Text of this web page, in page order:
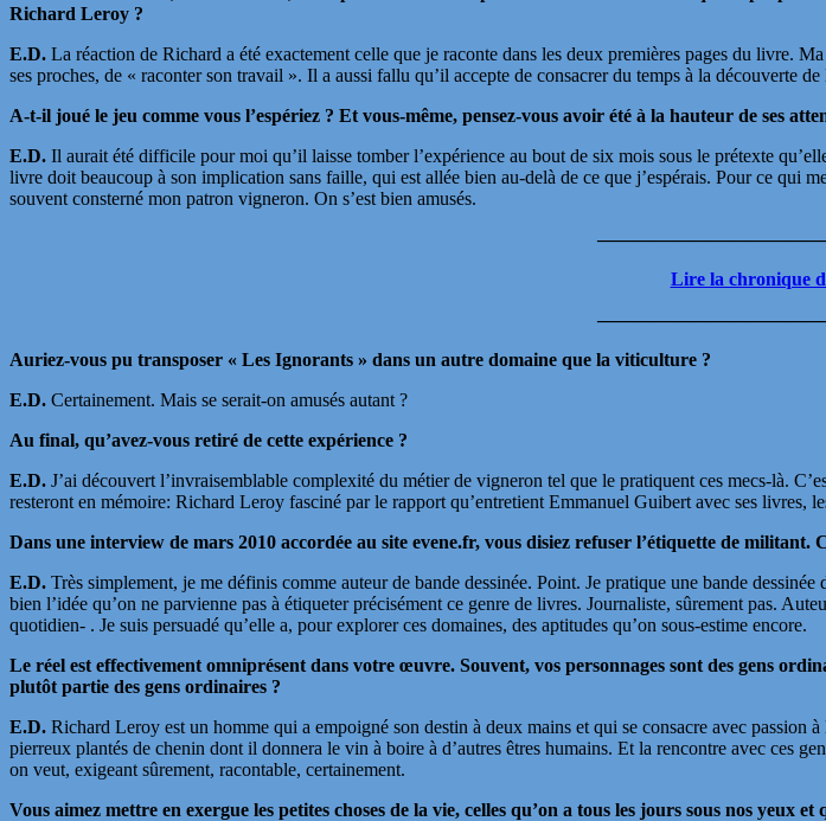
Richard Leroy ?
E.D. La réaction de Richard a été exactement celle que je raconte dans les deux premières pages du livre.
ses proches, de « raconter son travail ». Il a aussi fallu qu’il accepte de consacrer du temps à la découverte de
A-t-il joué le jeu comme vous l’espériez ? Et vous-même, pensez-vous avoir été à la hauteur de ses
E.D. Il aurait été difficile pour moi qu’il laisse tomber l’expérience au bout de six mois sous le prétexte
livre doit beaucoup à son implication sans faille, qui est allée bien au-delà de ce que j’espérais. Pour ce qui
souvent consterné mon patron vigneron. On s’est bien amusés.
Lire la chronique
Auriez-vous pu transposer « Les Ignorants » dans un autre domaine que la viticulture ?
E.D. Certainement. Mais se serait-on amusés autant ?
Au final, qu’avez-vous retiré de cette expérience ?
E.D. J’ai découvert l’invraisemblable complexité du métier de vigneron tel que le pratiquent ces mecs-là.
resteront en mémoire: Richard Leroy fasciné par le rapport qu’entretient Emmanuel Guibert avec ses livres,
Dans une interview de mars 2010 accordée au site evene.fr, vous disiez refuser l’étiquette de
E.D. Très simplement, je me définis comme auteur de bande dessinée. Point. Je pratique une bande
bien l’idée qu’on ne parvienne pas à étiqueter précisément ce genre de livres. Journaliste, sûrement pas.
quotidien- . Je suis persuadé qu’elle a, pour explorer ces domaines, des aptitudes qu’on sous-estime encore.
Le réel est effectivement omniprésent dans votre œuvre. Souvent, vos personnages sont des gens
plutôt partie des gens ordinaires ?
E.D. Richard Leroy est un homme qui a empoigné son destin à deux mains et qui se consacre avec passion
pierreux plantés de chenin dont il donnera le vin à boire à d’autres êtres humains. Et la rencontre avec ces
on veut, exigeant sûrement, racontable, certainement.
Vous aimez mettre en exergue les petites choses de la vie, celles qu’on a tous les jours sous nos yeux